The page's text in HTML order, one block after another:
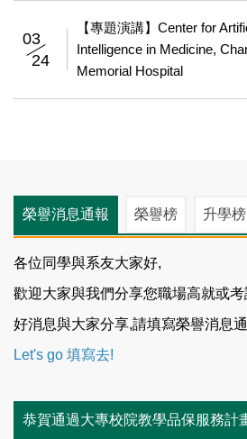
【專題演講】Center for
Intelligence in Medicine,
Memorial Hospital
03
24
榮譽消息通報 榮譽榜 升學榜
各位同學與系友大家好,
歡迎大家與我們分享您職場高就或
好消息與大家分享,請填寫榮譽消息
Let's go 填寫去!
恭賀通過大專校院教學品保服務計